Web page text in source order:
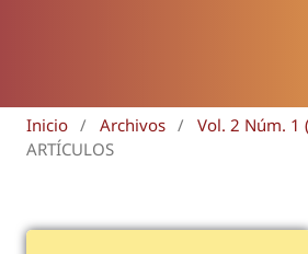
Inicio / Archivos / Vol. 2 Núm. 1
ARTÍCULOS